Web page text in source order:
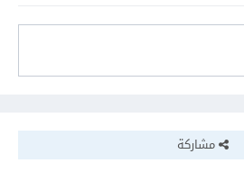
مشاركة